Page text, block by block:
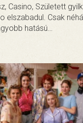
Casino, Született
elszabadul. Csak
hatású…